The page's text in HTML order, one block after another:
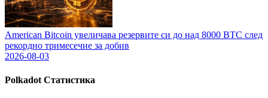
American Bitcoin увеличава резервите си до над 8000 BTC след
рекордно тримесечие за добив
2026-08-03
Polkadot Статистика